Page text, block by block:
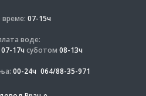
07-15ч
воде:
07-17ч суботом 08-13ч
00-24ч 064/88-35-971